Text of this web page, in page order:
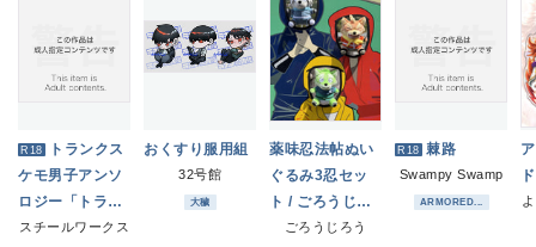
R18 トランクス
ケモ男子アンソ
ロジー「トラン
スファー」
スチールワークス
おくすり服用組
32号館
大穢
薬味忍法帖ぬい
ぐるみ3忍セッ
ト / ごろうじろ
ごろうじろう
R18 棘路
Swampy Swamp
ARMORED...